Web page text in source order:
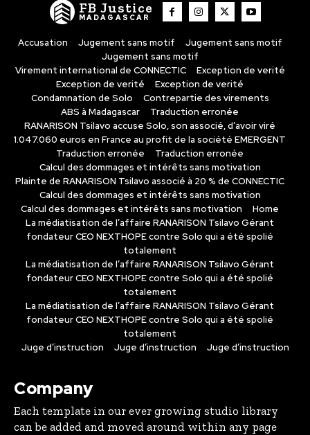
FB Justice
MADAGASCAR
Accusation Jugement sans motif
Jugement sans motif
Jugement sans motif
Virement international de CONNECTIC
Exception de verité
Exception de verité
Exception de verité
Condamnation de Solo
Contrepartie des virements
ABS à Madagascar
Traduction erronée
RANARISON Tsilavo accuse Solo, son associé, d’avoir viré
1.047.060 euros en France au profit de la société EMERGENT
Traduction erronée
Traduction erronée
Calcul des dommages et intérêts sans motivation
Plainte de RANARISON Tsilavo associé à 20 % de CONNECTIC
Calcul des dommages et intérêts sans motivation
Calcul des dommages et intérêts sans motivation
Home
La médiatisation de l’affaire RANARISON Tsilavo Gérant
fondateur CEO NEXTHOPE contre Solo qui a été spolié
totalement
La médiatisation de l’affaire RANARISON Tsilavo Gérant
fondateur CEO NEXTHOPE contre Solo qui a été spolié
totalement
La médiatisation de l’affaire RANARISON Tsilavo Gérant
fondateur CEO NEXTHOPE contre Solo qui a été spolié
totalement
Juge d’instruction
Juge d’instruction Juge d’instruction
Company
Each template in our ever growing studio library
can be added and moved around within any page